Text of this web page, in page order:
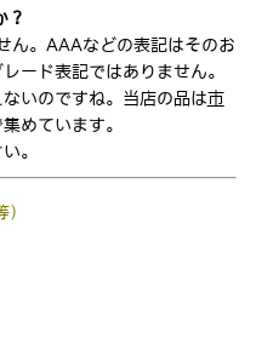
？
ん。AAAなどの表記はそのお
ード表記ではありません。
いのですね。当店の品は市
集めています。
。